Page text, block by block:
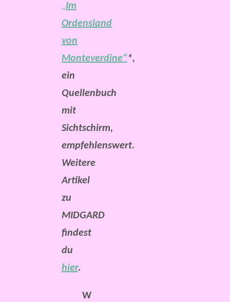
„Im
Ordensland
von
Monteverdine“ *,
ein
Quellenbuch
mit
Sichtschirm,
empfehlenswert.
Weitere
Artikel
zu
MIDGARD
findest
du
hier.
W